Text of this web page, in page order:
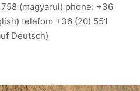
(magyarul) phone: +36
telefon: +36 (20) 551
Deutsch)